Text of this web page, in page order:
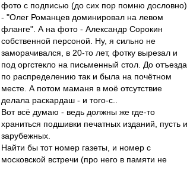
фото с подписью (до сих пор помню дословно)
- "Олег Романцев доминировал на левом
фланге". А на фото - Александр Сорокин
собственной персоной. Ну, я сильно не
заморачивался, в 20-то лет, фотку вырезал и
под оргстекло на письменный стол. До отъезда
по распределению так и была на почётном
месте. А потом маманя в моё отсутствие
делала раскардаш - и того-с..
Вот всё думаю - ведь должны же где-то
храниться подшивки печатных изданий, пусть и
зарубежных.
Найти бы тот номер газеты, и номер с
московской встречи (про него в памяти не